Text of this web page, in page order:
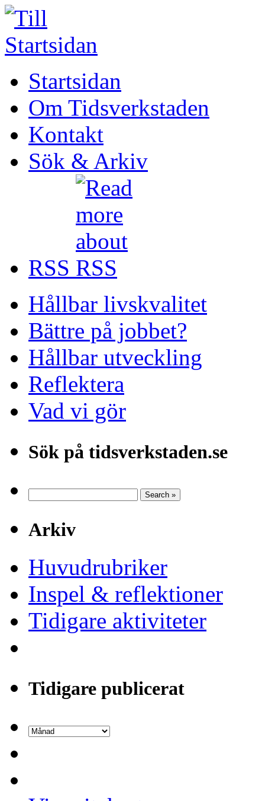
Startsidan
Om Tidsverkstaden
Kontakt
Sök & Arkiv
RSS
Hållbar livskvalitet
Bättre på jobbet?
Hållbar utveckling
Reflektera
Vad vi gör
Sök på tidsverkstaden.se
Arkiv
Huvudrubriker
Inspel & reflektioner
Tidigare aktiviteter
Tidigare publicerat